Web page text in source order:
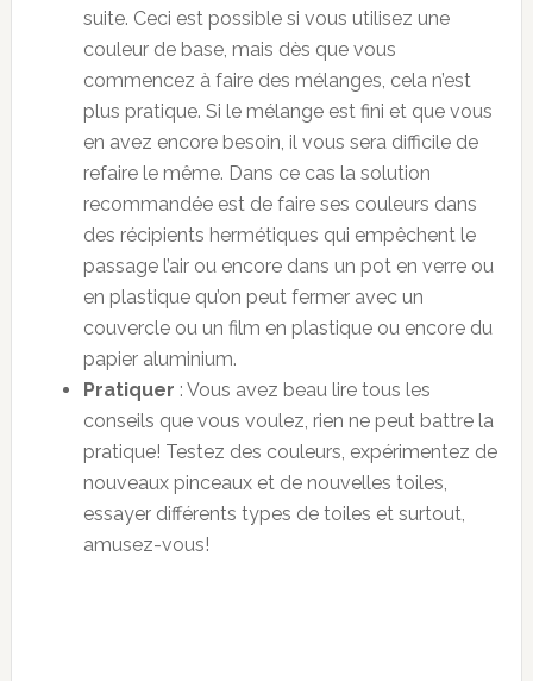
suite. Ceci est possible si vous utilisez une
couleur de base, mais dès que vous
commencez à faire des mélanges, cela n’est
plus pratique. Si le mélange est fini et que vous
en avez encore besoin, il vous sera difficile de
refaire le même. Dans ce cas la solution
recommandée est de faire ses couleurs dans
des récipients hermétiques qui empêchent le
passage l’air ou encore dans un pot en verre ou
en plastique qu’on peut fermer avec un
couvercle ou un film en plastique ou encore du
papier aluminium.
Pratiquer : Vous avez beau lire tous les
conseils que vous voulez, rien ne peut battre la
pratique! Testez des couleurs, expérimentez de
nouveaux pinceaux et de nouvelles toiles,
essayer différents types de toiles et surtout,
amusez-vous!